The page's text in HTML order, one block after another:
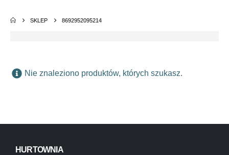
SKLEP 8692952095214
Nie znaleziono produktów, których szukasz.
HURTOWNIA